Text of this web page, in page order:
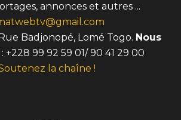
annonces et autres ...
Badjonopé, Lomé Togo. Nous
: +228 99 92 59 01/ 90 41 29 00
la chaîne !